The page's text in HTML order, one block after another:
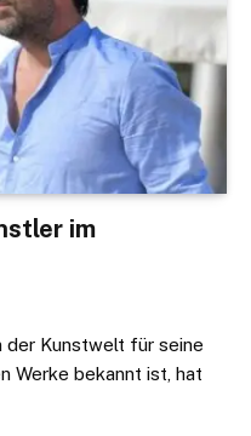
im
der Kunstwelt für seine
Werke bekannt ist, hat